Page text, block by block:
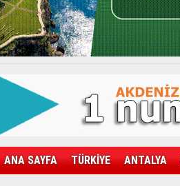
ANA SAYFA TÜRKİYE ANTALYA